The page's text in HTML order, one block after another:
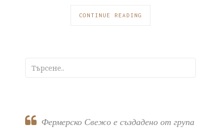
CONTINUE READING
Фермерско Свежо е създадено от група